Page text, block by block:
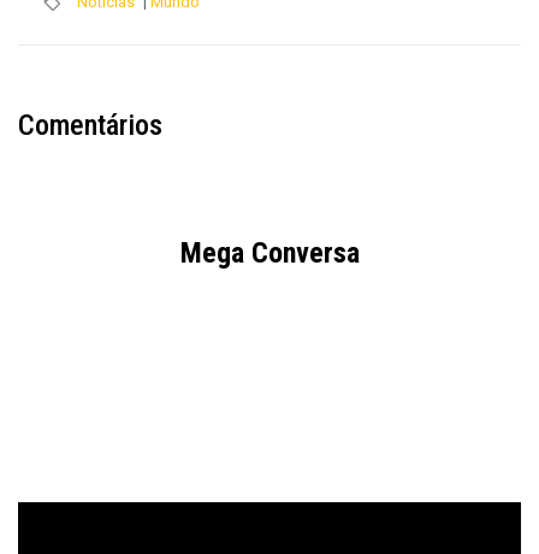
Comentários
Mega Conversa